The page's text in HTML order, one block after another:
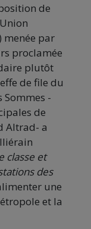
de
menée par
proclamée
plutôt
de file du
-
de
Altrad- a
classe et
des
une
et la